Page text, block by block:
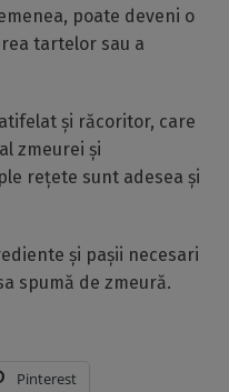
poate deveni o
tartelor sau a
și răcoritor, care
zmeurei și
rețete sunt adesea și
și pașii necesari
spumă de zmeură.
Pinterest